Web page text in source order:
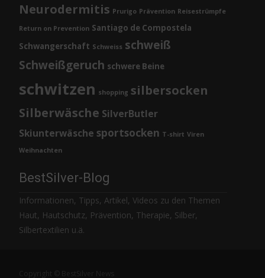
Neurodermitis Prurigo Prävention Reisestrümpfe
Return on Prevention Santiago de Compostela
Schwangerschaft Schweiss schweiß
Schweißgeruch schwere Beine
schwitzen shopping silbersocken
Silberwäsche SilverButler
Skiunterwäsche sportsocken T-shirt Viren
Weihnachten
BestSilver-Blog
Informationen, Tipps, Artikel, Videos zu den Themen
Haut, Hautschutz, Prävention, Therapie, Silber,
Silbertextilien u.ä.